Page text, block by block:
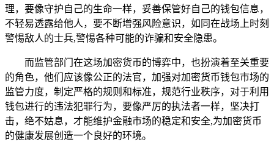
理，要像守护自己的生命一样，妥善保管好自己的钱包信息，
不轻易透露给他人，要不断增强风险意识，如同在战场上时刻
警惕敌人的士兵,警惕各种可能的诈骗和安全隐患。
而监管部门在这场加密货币的博弈中，也扮演着至关重要
的角色，他们应该像公正的法官，加强对加密货币钱包市场的
监管力度，制定严格的规则和标准，规范行业秩序，对于利用
钱包进行的违法犯罪行为，要像严厉的执法者一样，坚决打
击，绝不姑息，才能维护金融市场的稳定和安全,为加密货币
的健康发展创造一个良好的环境。